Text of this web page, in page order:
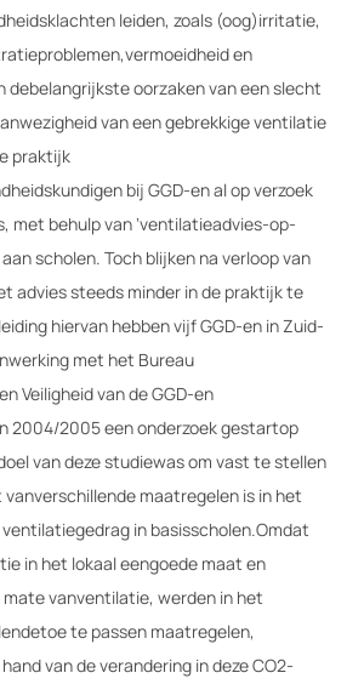
leiden, zoals (oog)irritatie,
vermoeidheid en
debelangrijkste oorzaken van een slecht
van een gebrekkigeventilatie
praktijk
bij GGD-en alop verzoek
met behulpvan ‘ventilatieadvies-op-
aan scholen. Toch blijken na verloop van
advies steeds minder in de praktijk te
hiervan hebben vijf GGD-en in Zuid-
met het Bureau
Veiligheid van de GGD-en
2004/2005 een onderzoek gestartop
van deze studiewas om vast te stellen
vanverschillende maatregelen is in het
in basisscholen.Omdat
in het lokaal eengoede maat en
mate vanventilatie, werden in het
toe te passen maatregelen,
van de verandering in deze CO2-